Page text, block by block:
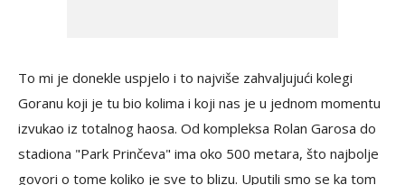
To mi je donekle uspjelo i to najviše zahvaljujući kolegi
Goranu koji je tu bio kolima i koji nas je u jednom momentu
izvukao iz totalnog haosa. Od kompleksa Rolan Garosa do
stadiona "Park Prinčeva" ima oko 500 metara, što najbolje
govori o tome koliko je sve to blizu. Uputili smo se ka tom